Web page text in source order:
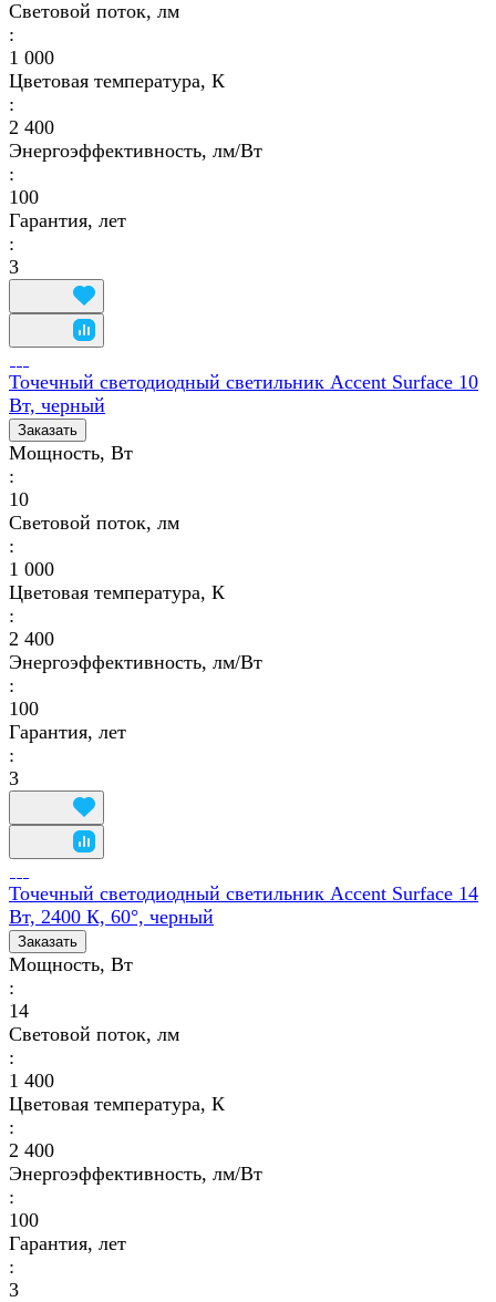
Световой поток, лм
:
1 000
Цветовая температура, К
:
2 400
Энергоэффективность, лм/Вт
:
100
Гарантия, лет
:
3
Точечный светодиодный светильник Accent Surface 10
Вт, черный
Заказать
Мощность, Вт
:
10
Световой поток, лм
:
1 000
Цветовая температура, К
:
2 400
Энергоэффективность, лм/Вт
:
100
Гарантия, лет
:
3
Точечный светодиодный светильник Accent Surface 14
Вт, 2400 К, 60°, черный
Заказать
Мощность, Вт
:
14
Световой поток, лм
:
1 400
Цветовая температура, К
:
2 400
Энергоэффективность, лм/Вт
:
100
Гарантия, лет
:
3